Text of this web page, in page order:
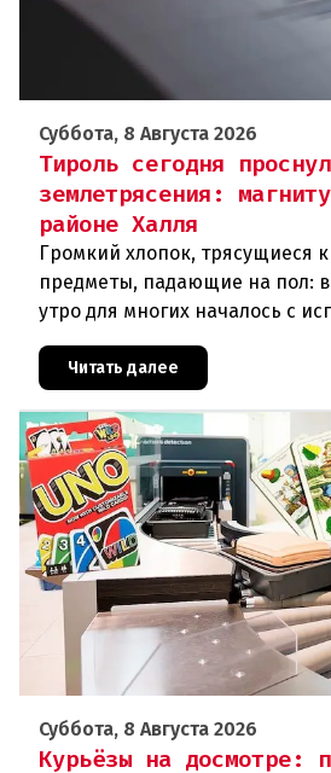
Суббота, 8 Августа 2026
Тироль сегодня
землетрясения:
районе Халля
Громкий хлопок, трясущиеся
предметы, падающие на пол: в
утро для многих началось с
сейсмологовПо данны
Читать далее
Суббота, 8 Августа 2026
Курьёзы на досмотре: